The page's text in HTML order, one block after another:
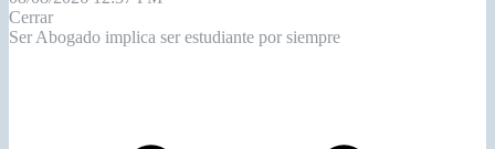
Cerrar
Ser Abogado implica ser estudiante por siempre